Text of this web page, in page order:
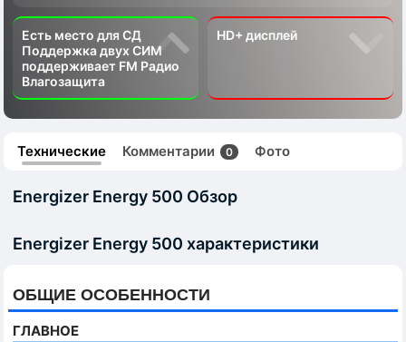
Есть место для СД
Поддержка двух СИМ
поддерживает FM Радио
Влагозащита
HD+ дисплей
Технические Комментарии 0 Фото
Energizer Energy 500 Обзор
Energizer Energy 500 характеристики
ОБЩИЕ ОСОБЕННОСТИ
ГЛАВНОЕ